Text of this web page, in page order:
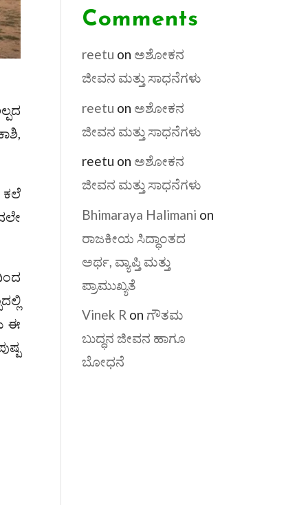
ಕಲೆ
ಈ
Comments
reetu on ಅಶೋಕನ
ಜೀವನ ಮತ್ತು ಸಾಧನೆಗಳು
reetu on ಅಶೋಕನ
ಜೀವನ ಮತ್ತು ಸಾಧನೆಗಳು
reetu on ಅಶೋಕನ
ಜೀವನ ಮತ್ತು ಸಾಧನೆಗಳು
Bhimaraya Halimani on
ರಾಜಕೀಯ ಸಿದ್ಧಾಂತದ
ಅರ್ಥ, ವ್ಯಾಪ್ತಿ ಮತ್ತು
ಪ್ರಾಮುಖ್ಯತೆ
Vinek R on ಗೌತಮ
ಬುದ್ಧನ ಜೀವನ ಹಾಗೂ
ಬೋಧನೆ